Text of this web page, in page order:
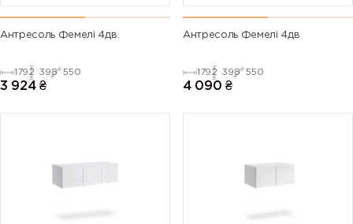
Антресоль Фемелі 4дв.
1792 398 550
3 924 ₴
Антресоль Фемелі 4дв
1792 398 550
4 090 ₴